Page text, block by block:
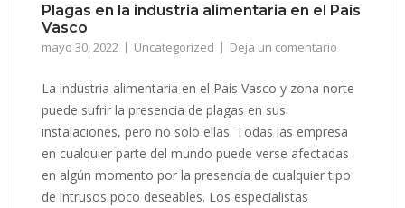
Plagas en la industria alimentaria en el País
Vasco
mayo 30, 2022 Uncategorized Deja un comentario
La industria alimentaria en el País Vasco y zona norte
puede sufrir la presencia de plagas en sus
instalaciones, pero no solo ellas. Todas las empresa
en cualquier parte del mundo puede verse afectadas
en algún momento por la presencia de cualquier tipo
de intrusos poco deseables. Los especialistas